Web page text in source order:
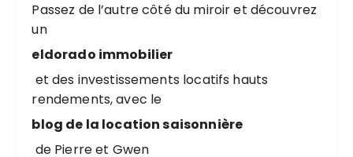
Passez de l’autre côté du miroir et découvrez
un
eldorado immobilier
et des investissements locatifs hauts
rendements, avec le
blog de la location saisonnière
de Pierre et Gwen